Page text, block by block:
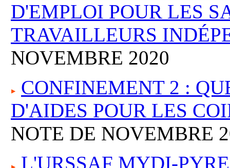
D'EMPLOI POUR LES
TRAVAILLEURS
NOVEMBRE 2020
CONFINEMENT 2 :
D'AIDES POUR LES
NOTE DE NOVEMBRE
L'URSSAF MYDI-